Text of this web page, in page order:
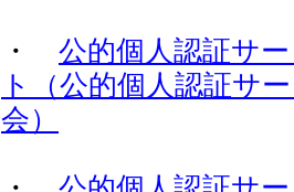
・ 公的個人認証サ
ト（公的個人認証サ
会）